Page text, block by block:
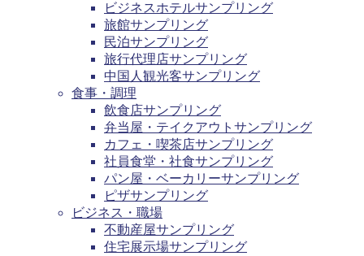
ビジネスホテルサンプリング
旅館サンプリング
民泊サンプリング
旅行代理店サンプリング
中国人観光客サンプリング
食事・調理
飲食店サンプリング
弁当屋・テイクアウトサンプリング
カフェ・喫茶店サンプリング
社員食堂・社食サンプリング
パン屋・ベーカリーサンプリング
ピザサンプリング
ビジネス・職場
不動産屋サンプリング
住宅展示場サンプリング